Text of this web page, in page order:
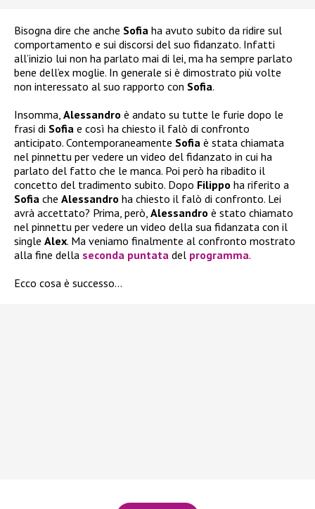
Bisogna dire che anche Sofia ha avuto subito da ridire sul
comportamento e sui discorsi del suo fidanzato. Infatti
all’inizio lui non ha parlato mai di lei, ma ha sempre parlato
bene dell’ex moglie. In generale si è dimostrato più volte
non interessato al suo rapporto con Sofia.
Insomma, Alessandro è andato su tutte le furie dopo le
frasi di Sofia e così ha chiesto il falò di confronto
anticipato. Contemporaneamente Sofia è stata chiamata
nel pinnettu per vedere un video del fidanzato in cui ha
parlato del fatto che le manca. Poi però ha ribadito il
concetto del tradimento subito. Dopo Filippo ha riferito a
Sofia che Alessandro ha chiesto il falò di confronto. Lei
avrà accettato? Prima, però, Alessandro è stato chiamato
nel pinnettu per vedere un video della sua fidanzata con il
single Alex. Ma veniamo finalmente al confronto mostrato
alla fine della seconda puntata del programma.
Ecco cosa è successo…